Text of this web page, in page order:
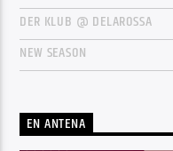
DER KLUB @ DELAROSSA
NEW SEASON
EN ANTENA